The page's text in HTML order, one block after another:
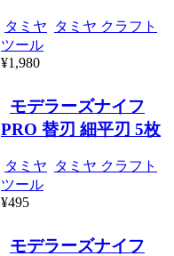
タミヤ
タミヤ クラフト
ツール
¥1,980
モデラーズナイフ
PRO 替刃 細平刃 5枚
タミヤ
タミヤ クラフト
ツール
¥495
モデラーズナイフ